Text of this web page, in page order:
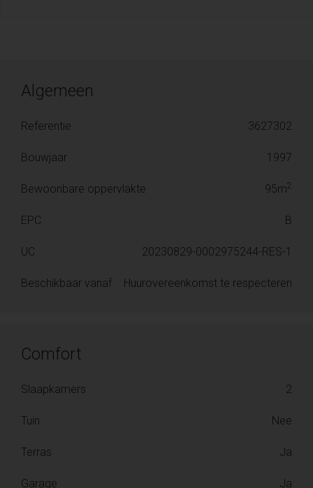
Algemeen
Referentie 3627302
Bouwjaar 1997
Bewoonbare oppervlakte 95m2
EPC B
UC 20230829-0002975244-RES-1
Beschikbaar vanaf Huurovereenkomst te respecteren
Comfort
Slaapkamers 2
Tuin Nee
Terras Ja
Garage Ja